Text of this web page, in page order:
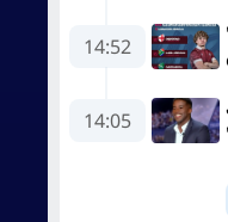
14:52
14:05